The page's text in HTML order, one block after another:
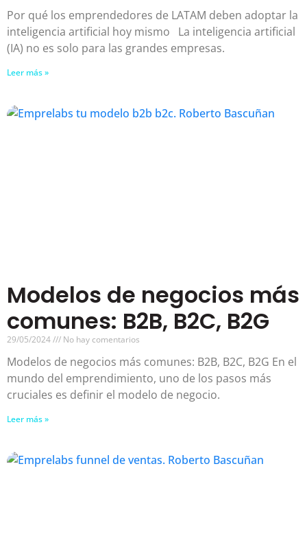
Por qué los emprendedores de LATAM deben adoptar la
inteligencia artificial hoy mismo La inteligencia artificial
(IA) no es solo para las grandes empresas.
Leer más »
Modelos de negocios más
comunes: B2B, B2C, B2G
29/05/2024 No hay comentarios
Modelos de negocios más comunes: B2B, B2C, B2G En el
mundo del emprendimiento, uno de los pasos más
cruciales es definir el modelo de negocio.
Leer más »